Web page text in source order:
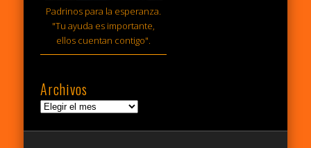
Padrinos para la esperanza.
"Tu ayuda es importante,
ellos cuentan contigo".
Archivos
Archivos